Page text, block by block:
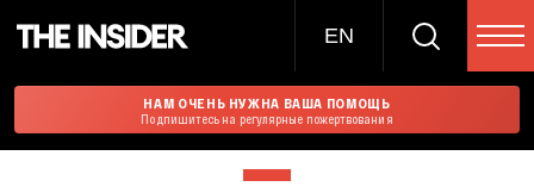
EN
НАМ ОЧЕНЬ НУЖНА ВАША ПОМОЩЬ
Подпишитесь на регулярные пожертвования